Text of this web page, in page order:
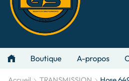
Boutique A-propos